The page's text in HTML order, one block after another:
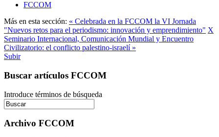
FCCOM
Más en esta sección: « Celebrada en la FCCOM la VI Jornada
"Nuevos retos para el periodismo: innovación y emprendimiento" X
Seminario Internacional, Comunicación Mundial y Encuentro
Civilizatorio: el conflicto palestino-israelí »
Subir
Buscar artículos FCCOM
Introduce términos de búsqueda
Archivo FCCOM